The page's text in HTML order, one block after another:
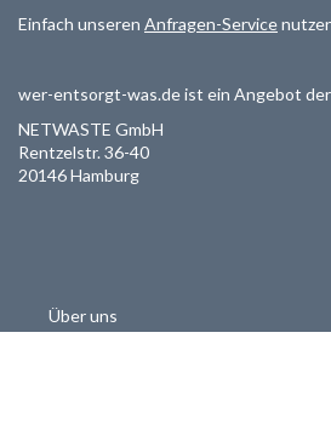
Einfach unseren Anfragen-Service
wer-entsorgt-was.de ist ein Angebot
NETWASTE GmbH
Rentzelstr. 36-40
20146 Hamburg
Über uns